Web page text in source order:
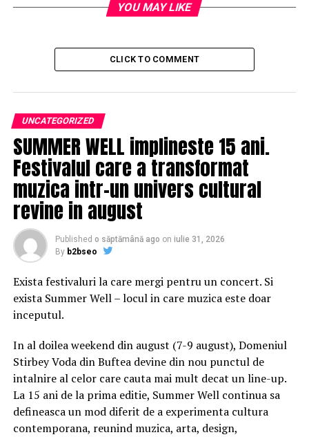
formei de unda atinge 110.000 de forme de unda pe
Iata in continuare care sunt principalele specificatii
tehnice ale osciloscopului digital MSO4012:
1. Detectare de varf
Detectare de varf: 250 ps (single channel), 500 ps (dual
channel);
Mediere: dupa ce toate canalele termina 2
/4/8/16/32/64/128/256/512/1.024/2.048/4.096 sau
8.192 de esantioane in acelasi timp;
Inalta rezolutie: 12 biti rezolutie atunci cand 5 μs<5 div,
la 4 Gsa/s (sau >10 μs, la 2 Gsa/s);
Adancimea memoriei: Single channel (Auto, 14k puncte,
140k puncte, 1,4M puncte, 14M puncte sau 140M
puncte) / Dual channel (Auto, 7k puncte, 70k puncte,
0,7M puncte, 7M puncte sau 70M puncte);
2. Intrare
Cuplarea intrarii: DC, AC sau GND;
YOU MAY LIKE
CLICK TO COMMENT
UNCATEGORIZED
SUMMER WELL implineste 15 ani.
Festivalul care a transformat
muzica intr-un univers cultural
revine in august
Published o săptămână ago on iulie 31, 2026
By b2bseo
Exista festivaluri la care mergi pentru un concert. Si
exista Summer Well – locul in care muzica este doar
inceputul.
In al doilea weekend din august (7-9 august), Domeniul
Stirbey Voda din Buftea devine din nou punctul de
intalnire al celor care cauta mai mult decat un line-up.
La 15 ani de la prima editie, Summer Well continua sa
defineasca un mod diferit de a experimenta cultura
contemporana, reunind muzica, arta, design,